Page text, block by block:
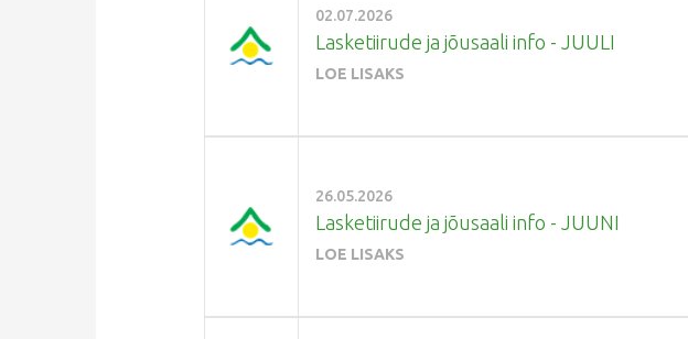
02.07.2026
Lasketiirude ja jõusaali info - JUULI
LOE LISAKS
26.05.2026
Lasketiirude ja jõusaali info - JUUNI
LOE LISAKS